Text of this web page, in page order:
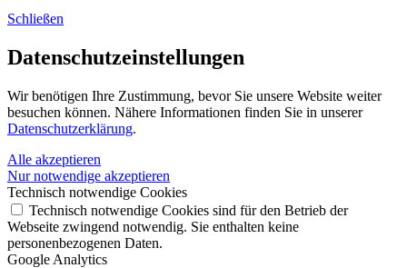
Schließen
Datenschutz­einstellungen
Wir benötigen Ihre Zustimmung, bevor Sie unsere Website weiter
besuchen können. Nähere Informationen finden Sie in unserer
Datenschutzerklärung.
Alle akzeptieren
Nur notwendige akzeptieren
Technisch notwendige Cookies
Technisch notwendige Cookies sind für den Betrieb der
Webseite zwingend notwendig. Sie enthalten keine
personenbezogenen Daten.
Google Analytics